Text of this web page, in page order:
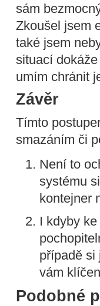
sám
Zkoušel jsem
také jsem
situací
umím chránit
Závěr
Tímto
smazáním či
Není to
systému
kontejner
I kdyby
případě si
vám
Podobné